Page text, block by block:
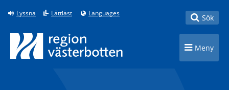
Till innehåll på sidan
Lyssna Lättläst Languages Toggle
Sök
Toggle
Meny